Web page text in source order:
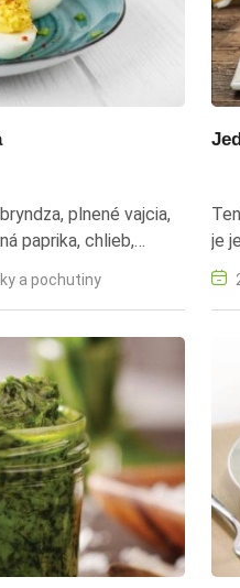
plnené vajcia,
paprika, chlieb,
recept, slovenská
a pochutiny
je
a